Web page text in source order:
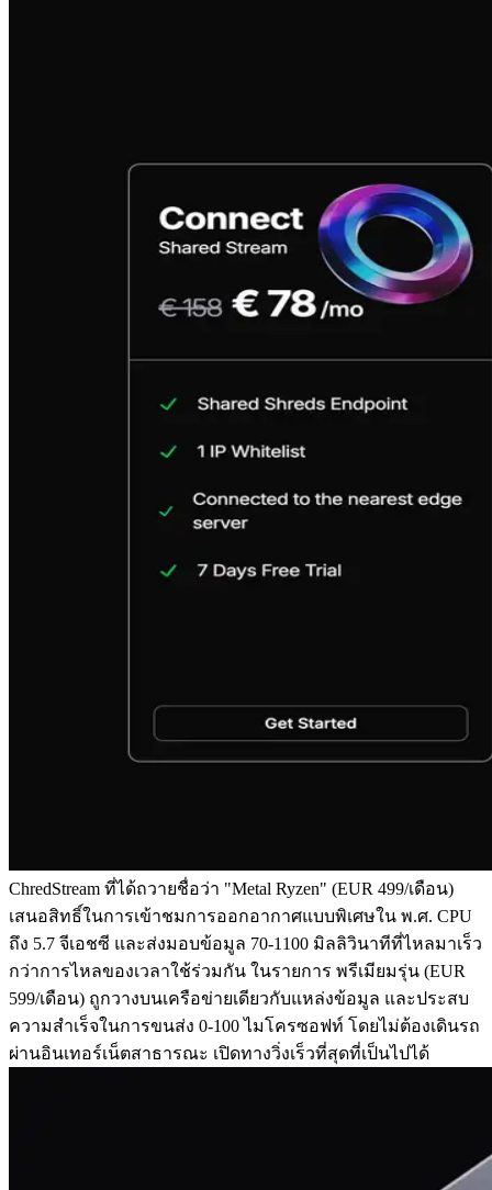
ChredStream ที่ได้ถวายชื่อว่า "Metal Ryzen" (EUR 499/เดือน)
เสนอสิทธิ์ในการเข้าชมการออกอากาศแบบพิเศษใน พ.ศ. CPU
ถึง 5.7 จีเอชซี และส่งมอบข้อมูล 70-1100 มิลลิวินาทีที่ไหลมาเร็ว
กว่าการไหลของเวลาใช้ร่วมกัน ในรายการ พรีเมียมรุ่น (EUR
599/เดือน) ถูกวางบนเครือข่ายเดียวกับแหล่งข้อมูล และประสบ
ความสําเร็จในการขนส่ง 0-100 ไมโครซอฟท์ โดยไม่ต้องเดินรถ
ผ่านอินเทอร์เน็ตสาธารณะ เปิดทางวิ่งเร็วที่สุดที่เป็นไปได้